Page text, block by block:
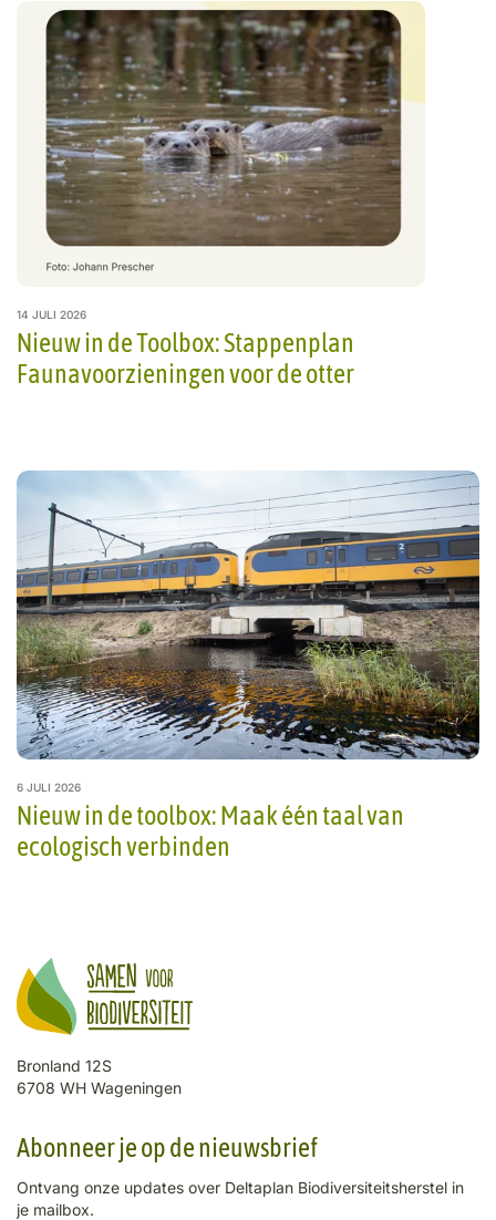
14 JULI 2026
Nieuw in de Toolbox: Stappenplan
Faunavoorzieningen voor de otter
6 JULI 2026
Nieuw in de toolbox: Maak één taal van
ecologisch verbinden
Bronland 12S
6708 WH Wageningen
Abonneer je op de nieuwsbrief
Ontvang onze updates over Deltaplan Biodiversiteitsherstel in
je mailbox.